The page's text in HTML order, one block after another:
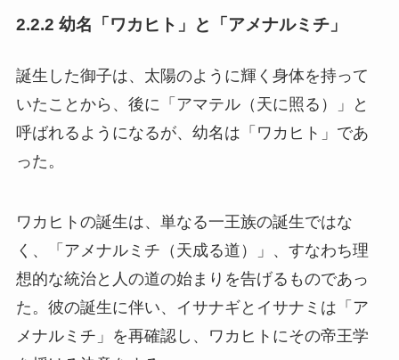
2.2.2 幼名「ワカヒト」と「アメナルミチ」
誕生した御子は、太陽のように輝く身体を持って
いたことから、後に「アマテル（天に照る）」と
呼ばれるようになるが、幼名は「ワカヒト」であ
った。
ワカヒトの誕生は、単なる一王族の誕生ではな
く、「アメナルミチ（天成る道）」、すなわち理
想的な統治と人の道の始まりを告げるものであっ
た。彼の誕生に伴い、イサナギとイサナミは「ア
メナルミチ」を再確認し、ワカヒトにその帝王学